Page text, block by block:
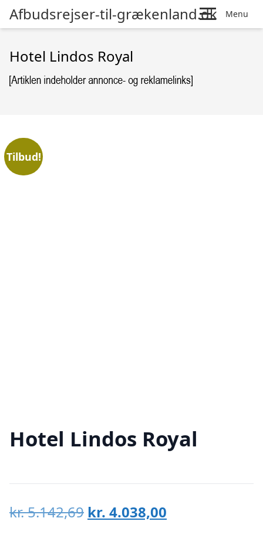
Afbudsrejser-til-grækenland.dk Menu
Hotel Lindos Royal
Tilbud!
Hotel Lindos Royal
kr.5.142,69 Den
kr. 4.038,00